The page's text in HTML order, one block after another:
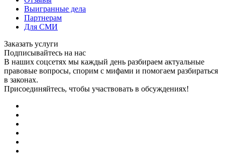
Выигранные дела
Партнерам
Для СМИ
Заказать услуги
Подписывайтесь на нас
В наших соцсетях мы каждый день разбираем актуальные
правовые вопросы, спорим с мифами и помогаем разбираться
в законах.
Присоединяйтесь, чтобы участвовать в обсуждениях!